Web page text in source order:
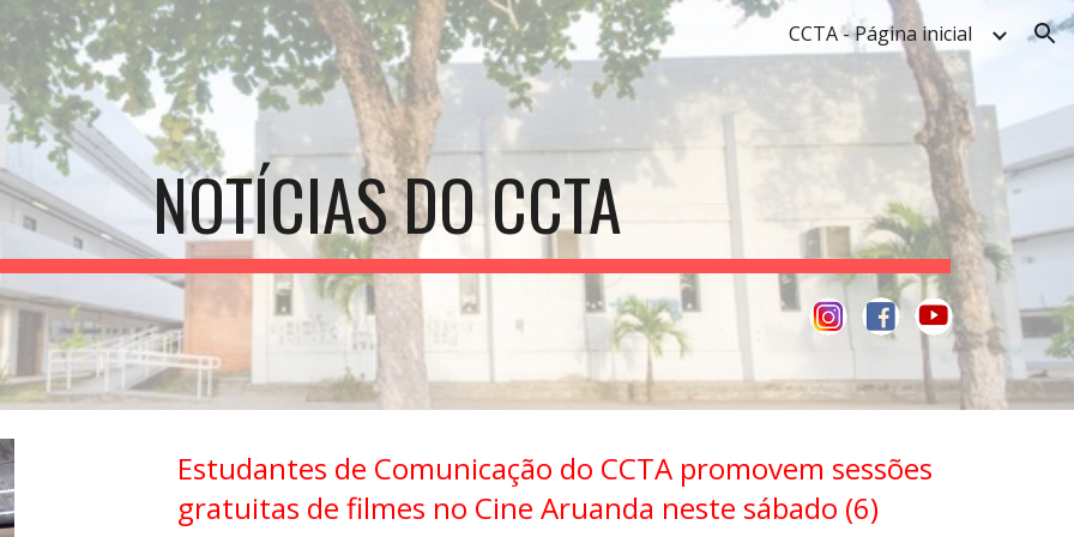
to main content Skip to navigation CCTA - Página inicial
NOTÍCIAS DO CCTA
Estudantes de Comunicação do CCTA promovem sessões
gratuitas de filmes no Cine Aruanda neste sábado (6)